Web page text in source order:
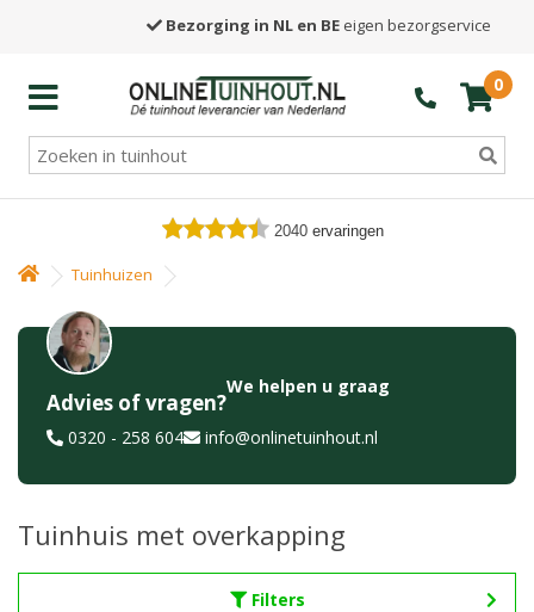
Bezorging in NL en BE eigen bezorgservice
0
2040 ervaringen
Tuinhuizen
Advies of vragen?
We helpen u graag
0320 - 258 604 info@onlinetuinhout.nl
Tuinhuis met overkapping
Filters